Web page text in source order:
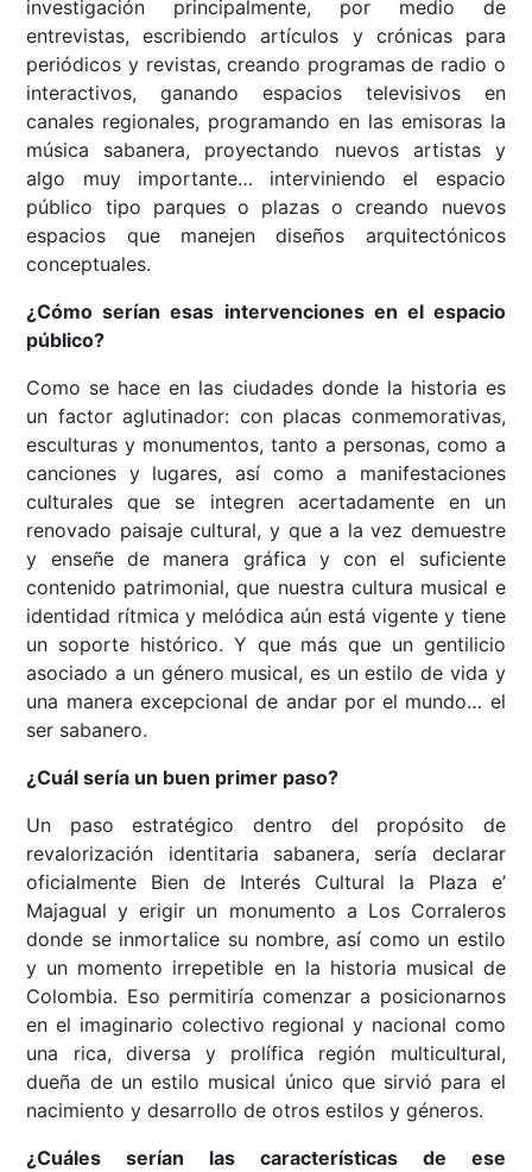
investigación principalmente, por medio de
entrevistas, escribiendo artículos y crónicas para
periódicos y revistas, creando programas de radio o
interactivos, ganando espacios televisivos en
canales regionales, programando en las emisoras la
música sabanera, proyectando nuevos artistas y
algo muy importante… interviniendo el espacio
público tipo parques o plazas o creando nuevos
espacios que manejen diseños arquitectónicos
conceptuales.
¿Cómo serían esas intervenciones en el espacio
público?
Como se hace en las ciudades donde la historia es
un factor aglutinador: con placas conmemorativas,
esculturas y monumentos, tanto a personas, como a
canciones y lugares, así como a manifestaciones
culturales que se integren acertadamente en un
renovado paisaje cultural, y que a la vez demuestre
y enseñe de manera gráfica y con el suficiente
contenido patrimonial, que nuestra cultura musical e
identidad rítmica y melódica aún está vigente y tiene
un soporte histórico. Y que más que un gentilicio
asociado a un género musical, es un estilo de vida y
una manera excepcional de andar por el mundo… el
ser sabanero.
¿Cuál sería un buen primer paso?
Un paso estratégico dentro del propósito de
revalorización identitaria sabanera, sería declarar
oficialmente Bien de Interés Cultural la Plaza e’
Majagual y erigir un monumento a Los Corraleros
donde se inmortalice su nombre, así como un estilo
y un momento irrepetible en la historia musical de
Colombia. Eso permitiría comenzar a posicionarnos
en el imaginario colectivo regional y nacional como
una rica, diversa y prolífica región multicultural,
dueña de un estilo musical único que sirvió para el
nacimiento y desarrollo de otros estilos y géneros.
¿Cuáles serían las características de ese